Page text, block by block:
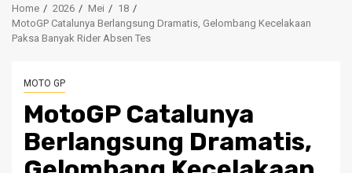
Home 2026 Mei
18
MotoGP Catalunya Berlangsung Dramatis, Gelombang Kecelakaan
Paksa Banyak Rider Absen Tes
MOTO GP
MotoGP Catalunya
Berlangsung Dramatis,